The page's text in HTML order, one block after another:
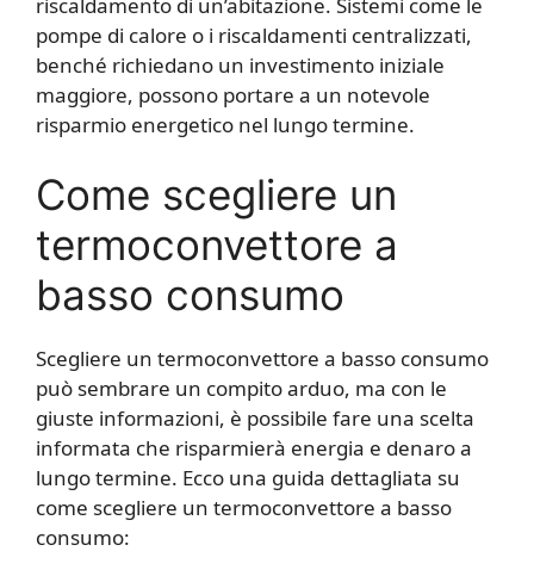
pompe di calore o i riscaldamenti centralizzati,
benché richiedano un investimento iniziale
maggiore, possono portare a un notevole
risparmio energetico nel lungo termine.
Come scegliere un
termoconvettore a
basso consumo
Scegliere un termoconvettore a basso consumo
può sembrare un compito arduo, ma con le
giuste informazioni, è possibile fare una scelta
informata che risparmierà energia e denaro a
lungo termine. Ecco una guida dettagliata su
come scegliere un termoconvettore a basso
consumo: